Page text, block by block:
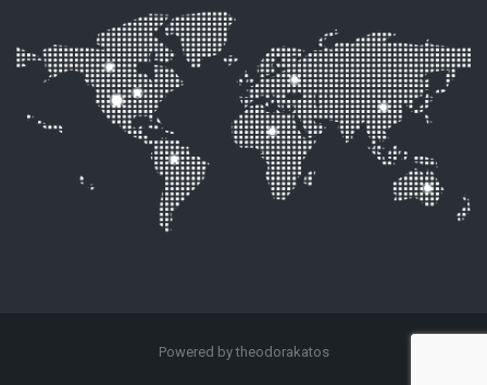
Powered by theodorakatos